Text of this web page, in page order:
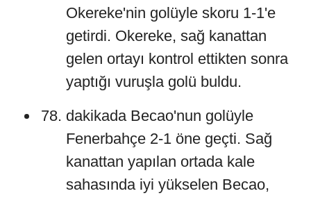
Okereke'nin golüyle skoru 1-1'e
getirdi. Okereke, sağ kanattan
gelen ortayı kontrol ettikten sonra
yaptığı vuruşla golü buldu.
dakikada Becao'nun golüyle
Fenerbahçe 2-1 öne geçti. Sağ
kanattan yapılan ortada kale
sahasında iyi yükselen Becao,